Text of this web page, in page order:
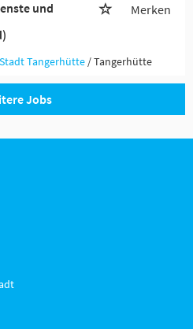
und
Merken
Tangerhütte / Tangerhütte
Jobs